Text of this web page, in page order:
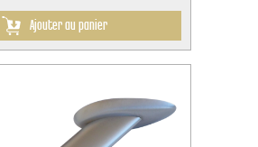
Ajouter au panier